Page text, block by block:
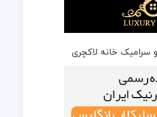
سرامیک خانه لاکچری